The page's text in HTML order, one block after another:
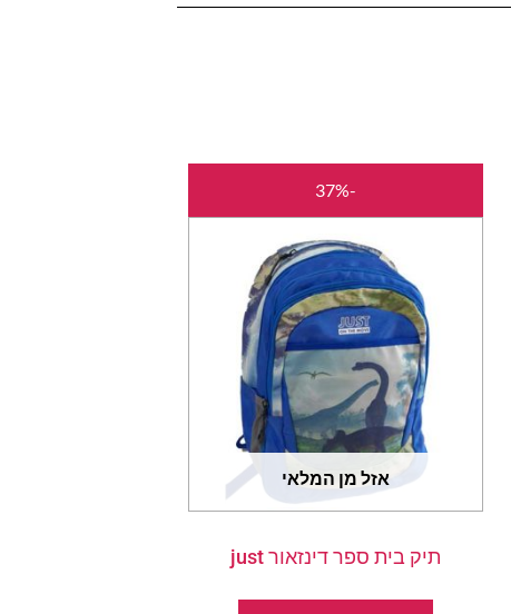
-37%
אזל מן המלאי
תיק בית ספר דינזאור just
המקורי
היה:
₪189.00.
הוא: